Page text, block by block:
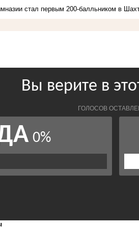
стал первым 200-балльником в